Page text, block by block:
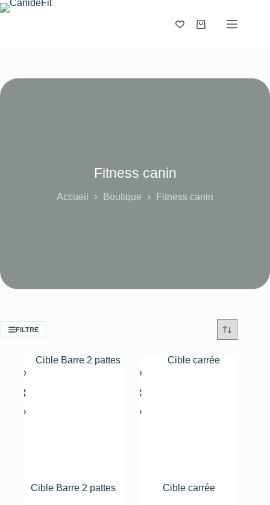
Fitness canin
Accueil Boutique Fitness canin
FILTRE
Cible Barre 2 pattes Cible carrée